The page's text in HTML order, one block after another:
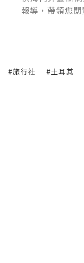
報導，帶領您閱
#旅行社 #土耳其